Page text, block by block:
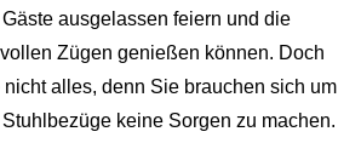
ausgelassen feiern und die
Zügen genießen können. Doch
alles, denn Sie brauchen sich um
keine Sorgen zu machen.